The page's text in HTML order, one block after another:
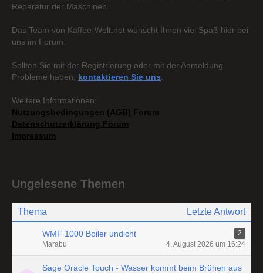
Reparatur der Maschinen.
Das Team von Kaffee-Welt.net wünscht Ihnen viel Spaß hier bei
uns im Forum.
Sollten Sie mit der Registrierung oder mit der Anmeldung
Probleme haben, kontaktieren Sie uns
Weitere Informationen:
Nutzungsbedingungen (AGB) Forum
Datenschutzerklärung Forum
Impressum
Ungelesene Themen
Thema Letzte Antwort
WMF 1000 Boiler undicht
2
Marabu
4. August 2026 um 16:24
Sage Oracle Touch - Wasser kommt beim Brühen aus